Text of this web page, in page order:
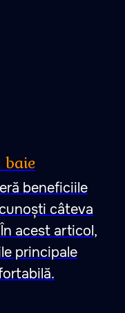
beneficiile
câteva
acest articol,
principale